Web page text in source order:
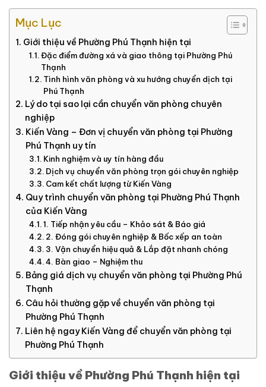
Mục Lục
Giới thiệu về Phường Phú Thạnh hiện tại
Đặc điểm đường xá và giao thông tại Phường Phú
Thạnh
Tình hình văn phòng và xu hướng chuyển dịch tại
Phú Thạnh
Lý do tại sao lại cần chuyển văn phòng chuyên
nghiệp
Kiến Vàng – Đơn vị chuyển văn phòng tại Phường
Phú Thạnh uy tín
Kinh nghiệm và uy tín hàng đầu
Dịch vụ chuyển văn phòng trọn gói chuyên nghiệp
Cam kết chất lượng từ Kiến Vàng
Quy trình chuyển văn phòng tại Phường Phú Thạnh
của Kiến Vàng
1. Tiếp nhận yêu cầu – Khảo sát & Báo giá
2. Đóng gói chuyên nghiệp & Bốc xếp an toàn
3. Vận chuyển hiệu quả & Lắp đặt nhanh chóng
4. Bàn giao – Nghiệm thu
Bảng giá dịch vụ chuyển văn phòng tại Phường Phú
Thạnh
Câu hỏi thường gặp về chuyển văn phòng tại
Phường Phú Thạnh
Liên hệ ngay Kiến Vàng để chuyển văn phòng tại
Phường Phú Thạnh
Giới thiệu về Phường Phú Thạnh hiện tại